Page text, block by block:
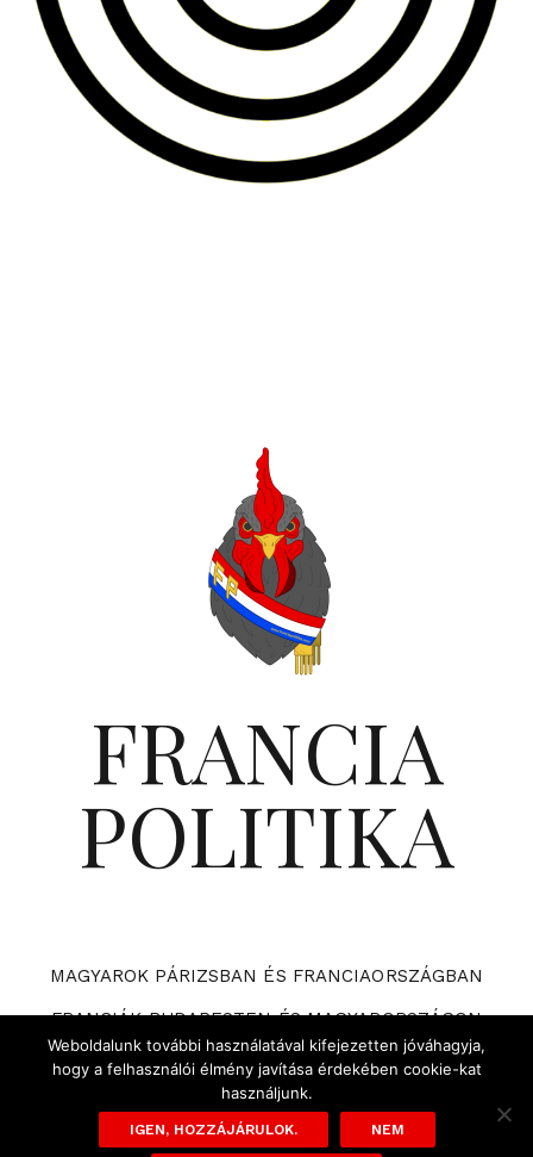
FRANCIA
POLITIKA
MAGYAROK PÁRIZSBAN ÉS FRANCIAORSZÁGBAN
FRANCIÁK BUDAPESTEN ÉS MAGYARORSZÁGON
VÁRHATÓ ESEMÉNYEK A FRANCIA POLITIKÁBAN
ADATVÉDELMI TÁJÉKOZTATÓ ÉS SZABÁLYZAT
Weboldalunk további használatával kifejezetten jóváhagyja,
hogy a felhasználói élmény javítása érdekében cookie-kat
használjunk.
IGEN, HOZZÁJÁRULOK. NEM